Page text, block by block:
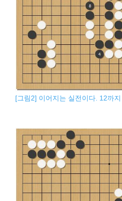
[그림2] 이어지는 실전이다. 12까